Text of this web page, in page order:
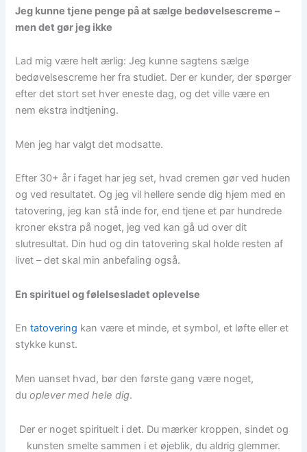
Jeg kunne tjene penge på at sælge bedøvelsescreme –
men det gør jeg ikke
Lad mig være helt ærlig: Jeg kunne sagtens sælge
bedøvelsescreme her fra studiet. Der er kunder, der spørger
efter det stort set hver eneste dag, og det ville være en
nem ekstra indtjening.
Men jeg har valgt det modsatte.
Efter 30+ år i faget har jeg set, hvad cremen gør ved huden
og ved resultatet. Og jeg vil hellere sende dig hjem med en
tatovering, jeg kan stå inde for, end tjene et par hundrede
kroner ekstra på noget, jeg ved kan gå ud over dit
slutresultat. Din hud og din tatovering skal holde resten af
livet – det skal min anbefaling også.
En spirituel og følelsesladet oplevelse
En tatovering kan være et minde, et symbol, et løfte eller et
stykke kunst.
Men uanset hvad, bør den første gang være noget,
duoplever med hele dig.
Der er noget spirituelt i det. Du mærker kroppen, sindet og
kunsten smelte sammen i et øjeblik, du aldrig glemmer.